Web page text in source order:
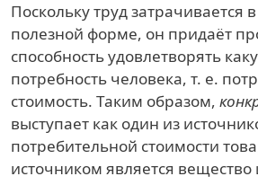
Поскольку труд затрачивается
полезной форме, он придаёт
способность удовлетворять
потребность человека, т. е.
стоимость. Таким образом,
выступает как один из
потребительной стоимости
источником является